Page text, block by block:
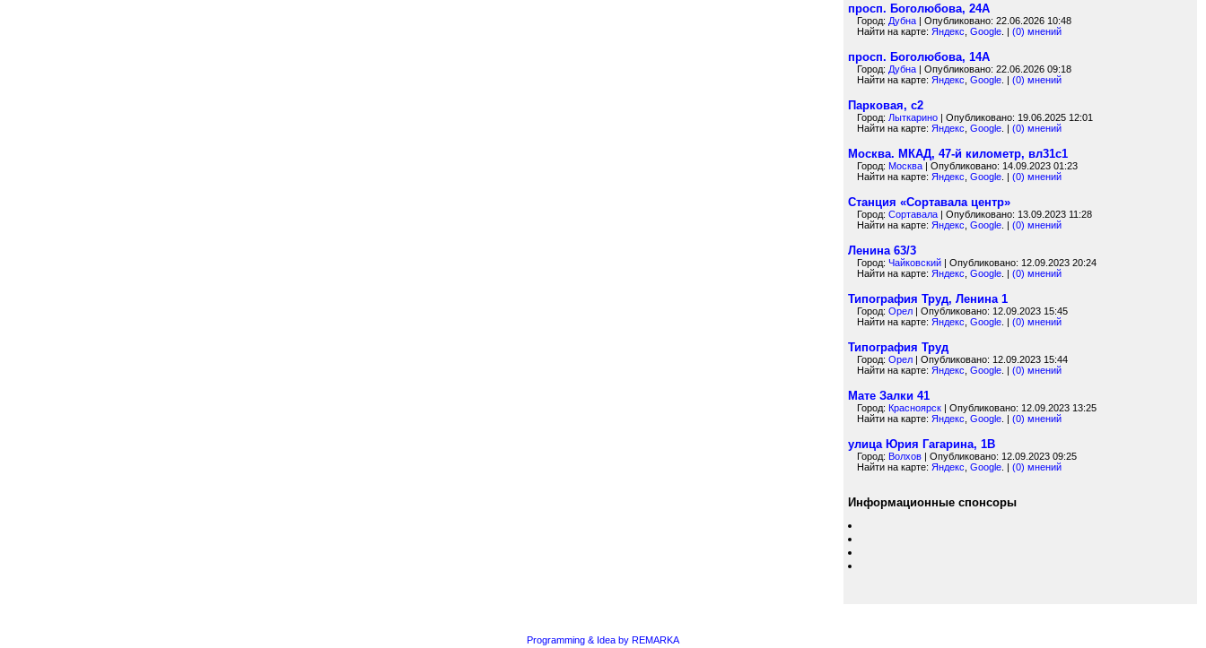
просп. Боголюбова, 24А
Город: Дубна | Опубликовано: 22.06.2026 10:48
Найти на карте: Яндекс Google . | (0) мнений
просп. Боголюбова, 14А
Город: Дубна | Опубликовано: 22.06.2026 09:18
Найти на карте: Яндекс Google . | (0) мнений
Парковая, с2
Город: Лыткарино | Опубликовано: 19.06.2025 12:01
Найти на карте: Яндекс Google . | (0) мнений
Москва. МКАД, 47-й километр, вл31с1
Город: Москва | Опубликовано: 14.09.2023 01:23
Найти на карте: Яндекс Google . | (0) мнений
Станция «Сортавала центр»
Город: Сортавала | Опубликовано: 13.09.2023 11:28
Найти на карте: Яндекс Google . | (0) мнений
Ленина 63/3
Город: Чайковский | Опубликовано: 12.09.2023 20:24
Найти на карте: Яндекс Google . | (0) мнений
Типография Труд, Ленина 1
Город: Орел | Опубликовано: 12.09.2023 15:45
Найти на карте: Яндекс Google . | (0) мнений
Типография Труд
Город: Орел | Опубликовано: 12.09.2023 15:44
Найти на карте: Яндекс Google . | (0) мнений
Мате Залки 41
Город: Красноярск | Опубликовано: 12.09.2023 13:25
Найти на карте: Яндекс Google . | (0) мнений
улица Юрия Гагарина, 1В
Город: Волхов | Опубликовано: 12.09.2023 09:25
Найти на карте: Яндекс Google . | (0) мнений
Информационные спонсоры
Programming & Idea by REMARKA